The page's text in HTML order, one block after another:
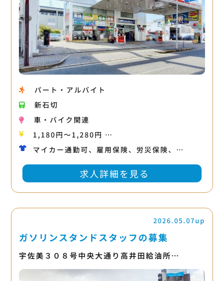
パート・アルバイト
新石切
車・バイク関連
1,180円〜1,280円 …
マイカー通勤可、雇用保険、労災保険、…
求人詳細を見る
2026.05.07up
ガソリンスタンドスタッフの募集
宇佐美３０８号中央大通り高井田給油所…